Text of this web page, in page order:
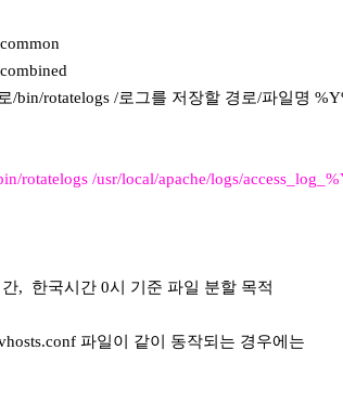
bin/rotatelogs /로그를 저장할 경로/파일명
rotatelogs /usr/local/apache/logs/
, 한국시간 0시 기준 파일 분할 목적
파일이 같이 동작되는 경우에는